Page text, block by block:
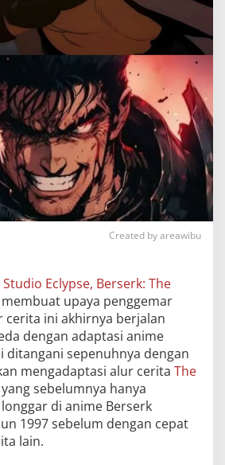
Created by areawibu
Studio Eclypse, Berserk: The
membuat upaya penggemar
ini akhirnya berjalan
dengan adaptasi anime
ditangani sepenuhnya dengan
mengadaptasi alur cerita The
yang sebelumnya hanya
di anime Berserk
1997 sebelum dengan cepat
lain.